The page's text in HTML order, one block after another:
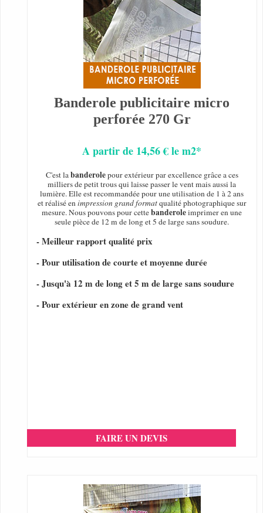
Banderole publicitaire micro
perforée 270 Gr
A partir de 14,56 € le m2*
C'est labanderolepour extérieur par excellence grâce a ces
milliers de petit trous qui laisse passer le vent mais aussi la
lumière. Elle est recommandée pour une utilisation de 1 à 2 ans
et réalisé enimpression grand formatqualité photographique sur
mesure. Nous pouvons pour cettebanderoleimprimer en une
seule pièce de 12 m de long et 5 de large sans soudure.
- Meilleur rapport qualité prix
- Pour utilisation de courte et moyenne durée
- Jusqu'à 12 m de long et 5 m de large sans soudure
- Pour extérieur en zone de grand vent
FAIRE UN DEVIS